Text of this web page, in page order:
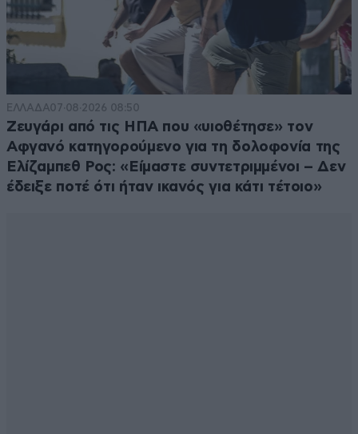
ΕΛΛΑΔΑ07·08·2026 08:50
Ζευγάρι από τις ΗΠΑ που «υιοθέτησε» τον
Αφγανό κατηγορούμενο για τη δολοφονία της
Ελίζαμπεθ Ρος: «Είμαστε συντετριμμένοι – Δεν
έδειξε ποτέ ότι ήταν ικανός για κάτι τέτοιο»